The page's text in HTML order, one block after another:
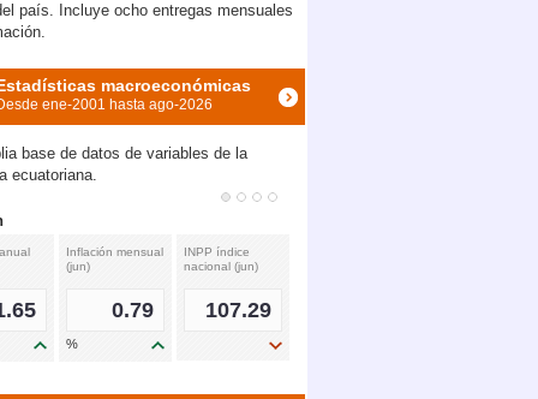
Lenín Moreno, nuevo fiscal provincial de Napo
país. Incluye ocho entregas mensuales
macroeconómicas
ene-2001 hasta ago-2026
base de datos de variables de la
ecuatoriana.
de interés referenciales
(ago)
5.10
Activa (ago)
6.79
Margen
financiero (ago)
1.69